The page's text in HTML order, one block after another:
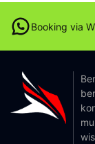
Booking via